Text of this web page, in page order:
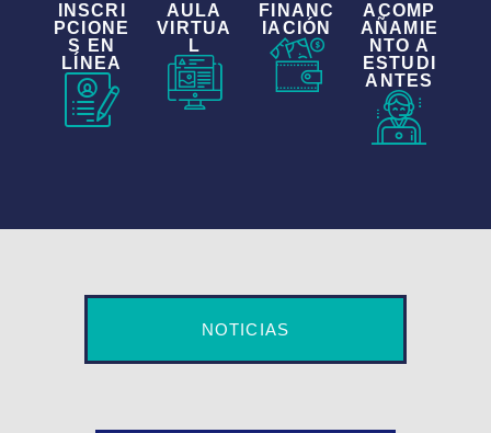
INSCRI
PCIONE
S EN
LÍNEA
AULA
VIRTUA
L
FINANC
IACIÓN
ACOMP
AÑAMIE
NTO A
ESTUDI
ANTES
NOTICIAS